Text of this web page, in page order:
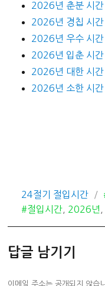
2026년 춘분 시
2026년 경칩 시
2026년 우수 시
2026년 입춘 시
2026년 대한 시
2026년 소한 시
카
테
24절기 절입시간
#절입시간, 2026년 ,
답글 남기기
이메일 주소는 공개되지 않습